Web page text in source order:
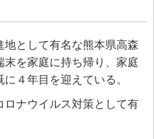
として有名な熊本県高森
を家庭に持ち帰り、家庭
４年目を迎えている。
ロナウイルス対策として有